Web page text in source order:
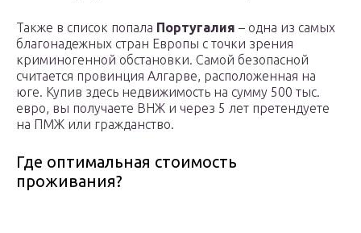
Также в список попала Португалия – одна из самых
благонадежных стран Европы с точки зрения
криминогенной обстановки. Самой безопасной
считается провинция Алгарве, расположенная на
юге. Купив здесь недвижимость на сумму 500 тыс.
евро, вы получаете ВНЖ и через 5 лет претендуете
на ПМЖ или гражданство.
Где оптимальная стоимость
проживания?